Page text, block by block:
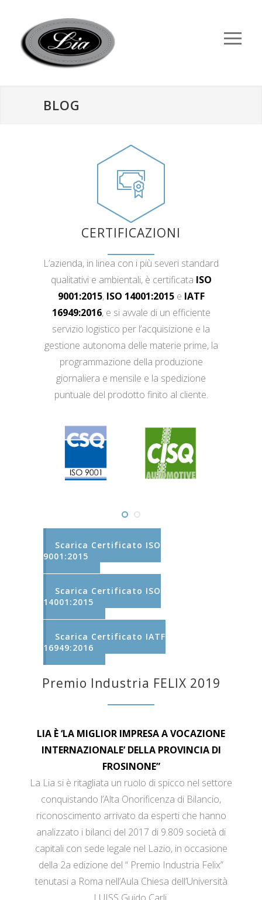
BLOG
CERTIFICAZIONI
L’azienda, in linea con i più severi standard
qualitativi e ambientali, è certificata ISO
9001:2015, ISO 14001:2015e IATF
16949:2016, e si avvale di un efficiente
servizio logistico per l’acquisizione e la
gestione autonoma delle materie prime, la
programmazione della produzione
giornaliera e mensile e la spedizione
puntuale del prodotto finito al cliente.
Scarica Certificato ISO
9001:2015
Scarica Certificato ISO
14001:2015
Scarica Certificato IATF
16949:2016
Premio Industria FELIX 2019
LIA È ‘LA MIGLIOR IMPRESA A VOCAZIONE
INTERNAZIONALE’ DELLA PROVINCIA DI
FROSINONE”
La Lia si è ritagliata un ruolo di spicco nel settore
conquistando l’Alta Onorificenza di Bilancio,
riconoscimento arrivato da esperti che hanno
analizzato i bilanci del 2017 di 9.809 società di
capitali con sede legale nel Lazio, in occasione
della 2a edizione del “ Premio Industria Felix”
tenutasi a Roma nell’Aula Chiesa dell’Università